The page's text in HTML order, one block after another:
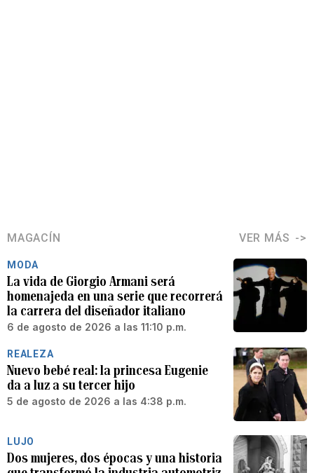
MAGACÍN VER MÁS
MODA
La vida de Giorgio Armani será
homenajeda en una serie que recorrerá
la carrera del diseñador italiano
6 de agosto de 2026 a las 11:10 p.m.
REALEZA
Nuevo bebé real: la princesa Eugenie
da a luz a su tercer hijo
5 de agosto de 2026 a las 4:38 p.m.
LUJO
Dos mujeres, dos épocas y una historia